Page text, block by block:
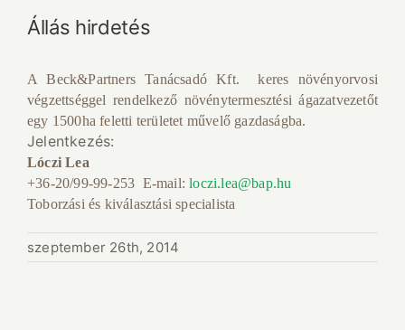
Állás hirdetés
A Beck&Partners Tanácsadó Kft. keres növényorvosi
végzettséggel rendelkező növénytermesztési ágazatvezetőt
egy 1500ha feletti területet művelő gazdaságba.
Jelentkezés:
Lóczi Lea
+36-20/99-99-253 E-mail:loczi.lea@bap.hu
Toborzási és kiválasztási specialista
szeptember 26th, 2014